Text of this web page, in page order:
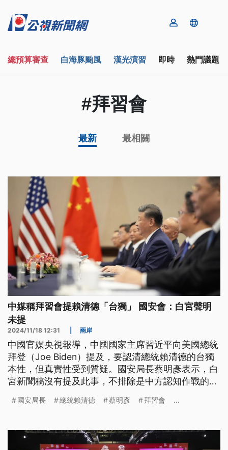
總預算審查 白海豚颱風 漢光演習 即時 熱門議題
#拜習會
最新 最相關
中媒稱拜習會提賴清德「台獨」 國安會：白宮聲明
未提
2024/11/18 12:31 兩岸
中國官媒央視報導，中國國家主席習近平向美國總統
拜登（Joe Biden）提及，要認清總統賴清德的台獨
本性，但真實性受到質疑。國安局長蔡明彥表示，白
宮新聞稿沒有提及此事，不排除是中方認知作戰的操
國安局示警有三大挑戰，但也會運用AI反制AI。
國安局長 總統賴清德 蔡明彥 拜習會 ...